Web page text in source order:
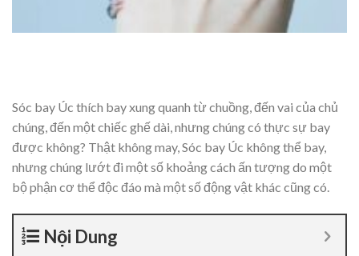
Sóc bay Úc thích bay xung quanh từ chuồng, đến vai của chủ
chúng, đến một chiếc ghế dài, nhưng chúng có thực sự bay
được không? Thật không may, Sóc bay Úc không thể bay,
nhưng chúng lướt đi một số khoảng cách ấn tượng do một
bộ phận cơ thể độc đáo mà một số động vật khác cũng có.
Nội Dung